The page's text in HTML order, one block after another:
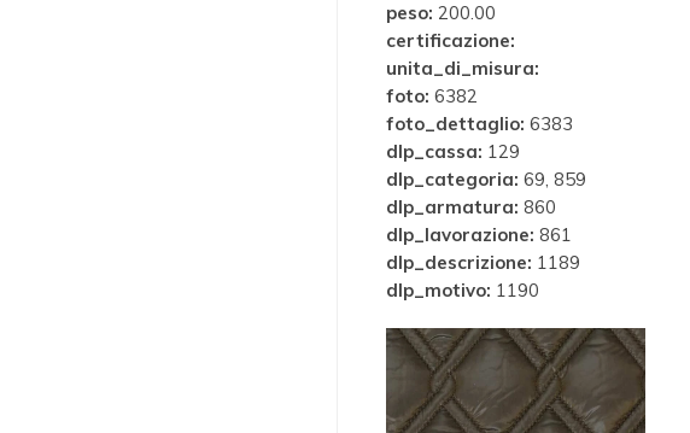
peso: 200.00
certificazione:
unita_di_misura:
foto: 6382
foto_dettaglio: 6383
dlp_cassa: 129
dlp_categoria: 69, 859
dlp_armatura: 860
dlp_lavorazione: 861
dlp_descrizione: 1189
dlp_motivo: 1190